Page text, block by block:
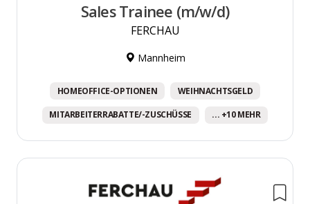
Sales Trainee (m/w/d)
FERCHAU
Mannheim
HOMEOFFICE-OPTIONEN WEIHNACHTSGELD
MITARBEITERRABATTE/-ZUSCHÜSSE ... +10 MEHR